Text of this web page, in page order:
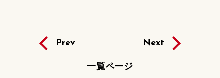
Prev
一覧ページ
Next